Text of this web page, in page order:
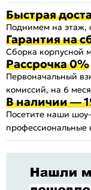
Быстрая
Поднимем на этаж,
Гарантия на
Сборка корпусной
Рассрочка 0%
Первоначальный
комиссий, на 6
В наличии —
Посетите наши
профессиональные